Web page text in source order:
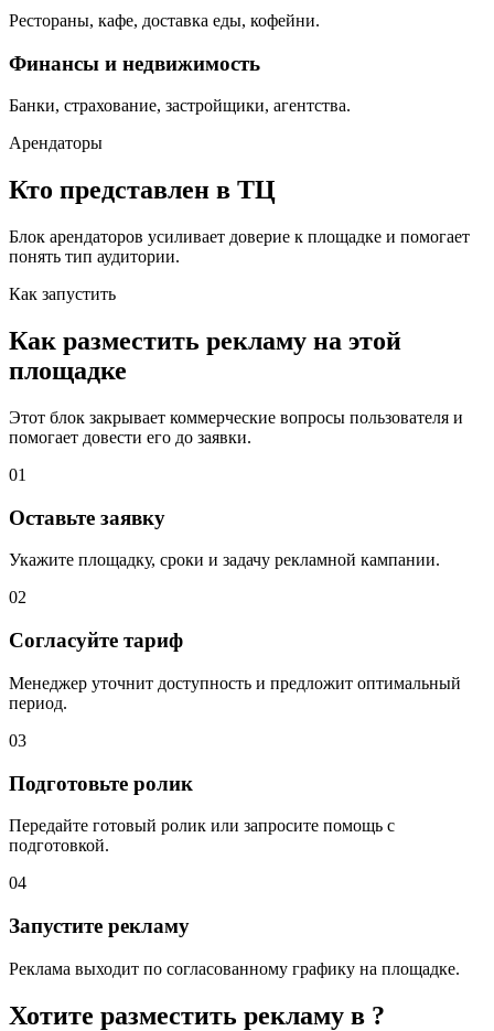
Рестораны, кафе, доставка еды, кофейни.
Финансы и недвижимость
Банки, страхование, застройщики, агентства.
Арендаторы
Кто представлен в ТЦ
Блок арендаторов усиливает доверие к площадке и помогает
понять тип аудитории.
Как запустить
Как разместить рекламу на этой
площадке
Этот блок закрывает коммерческие вопросы пользователя и
помогает довести его до заявки.
01
Оставьте заявку
Укажите площадку, сроки и задачу рекламной кампании.
02
Согласуйте тариф
Менеджер уточнит доступность и предложит оптимальный
период.
03
Подготовьте ролик
Передайте готовый ролик или запросите помощь с
подготовкой.
04
Запустите рекламу
Реклама выходит по согласованному графику на площадке.
Хотите разместить рекламу в ?